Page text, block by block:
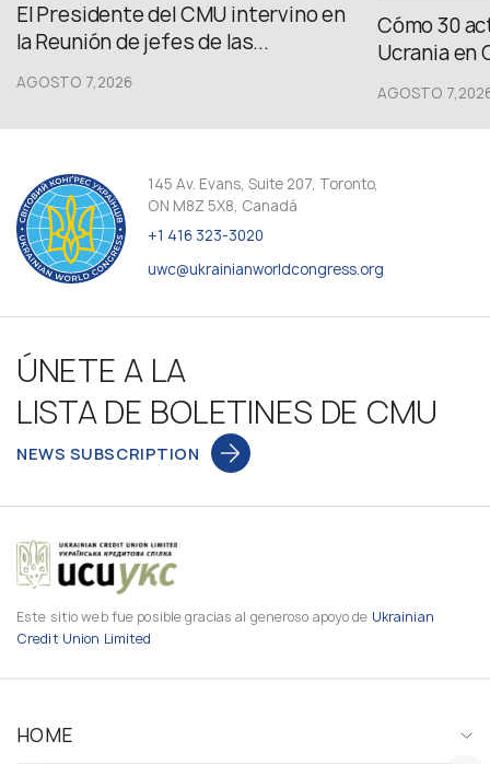
El Presidente del CMU intervino en
la Reunión de jefes de las...
AGOSTO 7,2026
Cómo 30
Ucrania en
AGOSTO
145 Av. Evans, Suite 207, Toronto,
ON M8Z 5X8, Canadá
+1 416 323-3020
uwc@ukrainianworldcongress.org
ÚNETE A LA
LISTA DE BOLETINES DE CMU
NEWS SUBSCRIPTION
Este sitio web fue posible gracias al generoso apoyo de Ukrainian
Credit Union Limited
HOME